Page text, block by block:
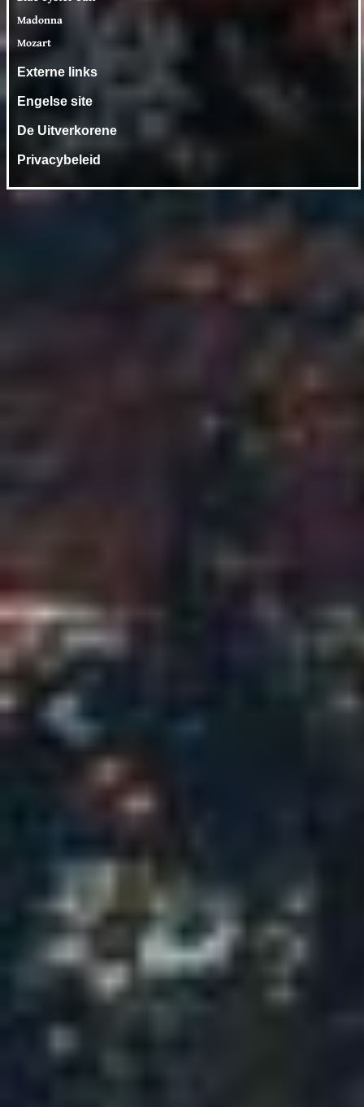
Madonna
Mozart
Externe links
Engelse site
De Uitverkorene
Privacybeleid